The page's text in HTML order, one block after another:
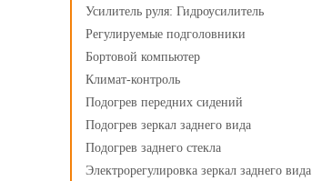
Усилитель руля: Гидроусилитель
Регулируемые подголовники
Бортовой компьютер
Климат-контроль
Подогрев передних сидений
Подогрев зеркал заднего вида
Подогрев заднего стекла
Электрорегулировка зеркал заднего вида